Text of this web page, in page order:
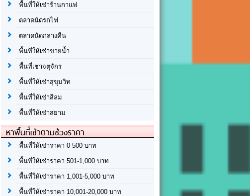
พื้นที่ให้เช่าร้านกาแฟ
ตลาดนัดรถไฟ
ตลาดนัดกลางคืน
พื้นที่ให้เช่าขายน้ำ
พื้นที่เช่าจตุจักร
พื้นที่ให้เช่าสุขุมวิท
พื้นที่ให้เช่าสีลม
พื้นที่ให้เช่าสยาม
หาพื้นที่เช่าตามช่วงราคา
พื้นที่ให้เช่าราคา 0-500 บาท
พื้นที่ให้เช่าราคา 501-1,000 บาท
พื้นที่ให้เช่าราคา 1,001-5,000 บาท
พื้นที่ให้เช่าราคา 10,001-20,000 บาท